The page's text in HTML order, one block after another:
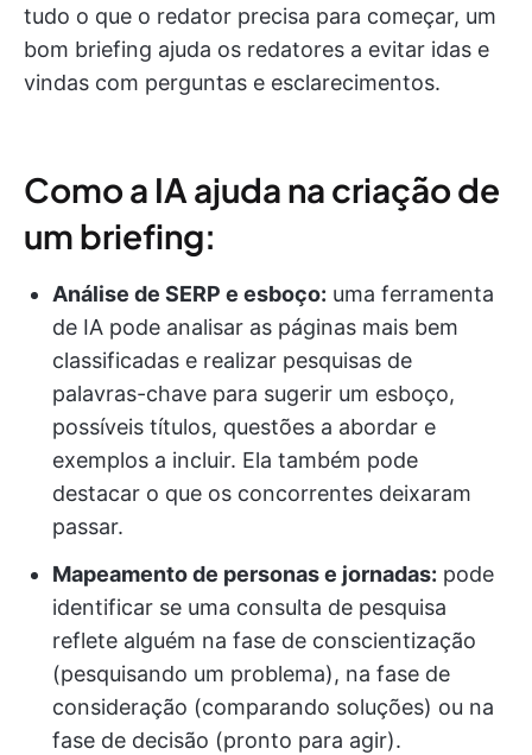
tudo o que o redator precisa para começar, um
bom briefing ajuda os redatores a evitar idas e
vindas com perguntas e esclarecimentos.
Como a IA ajuda na criação de
um briefing:
Análise de SERP e esboço: uma ferramenta
de IA pode analisar as páginas mais bem
classificadas e realizar pesquisas de
palavras-chave para sugerir um esboço,
possíveis títulos, questões a abordar e
exemplos a incluir. Ela também pode
destacar o que os concorrentes deixaram
passar.
Mapeamento de personas e jornadas: pode
identificar se uma consulta de pesquisa
reflete alguém na fase de conscientização
(pesquisando um problema), na fase de
consideração (comparando soluções) ou na
fase de decisão (pronto para agir).